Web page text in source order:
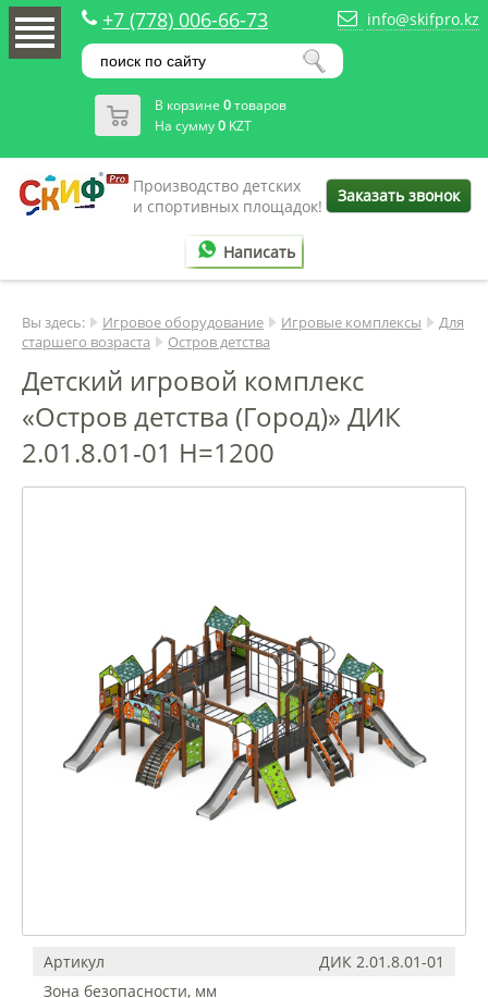
+7 (778) 006-66-73 info@skifpro.kz
В корзине 0товаров
На сумму0 KZT
Производство детских
и спортивных площадок!
Заказать звонок
Написать
Вы здесь: Игровое оборудование Игровые комплексы
Для
старшего возраста
Остров детства
Детский игровой комплекс
«Остров детства (Город)» ДИК
2.01.8.01-01 Н=1200
Артикул
ДИК 2.01.8.01-01
Зона безопасности, мм